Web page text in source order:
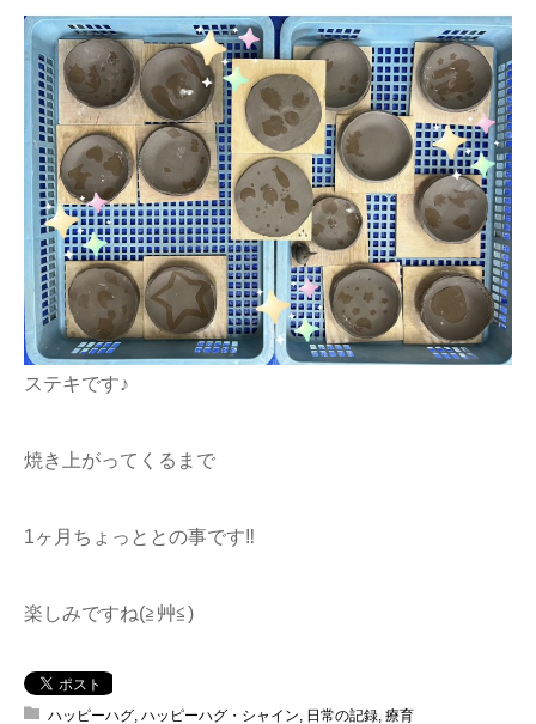
ステキです♪
焼き上がってくるまで
1ヶ月ちょっととの事です‼︎
楽しみですね(≧艸≦)
ハッピーハグ, ハッピーハグ・シャイン, 日常の記録, 療育